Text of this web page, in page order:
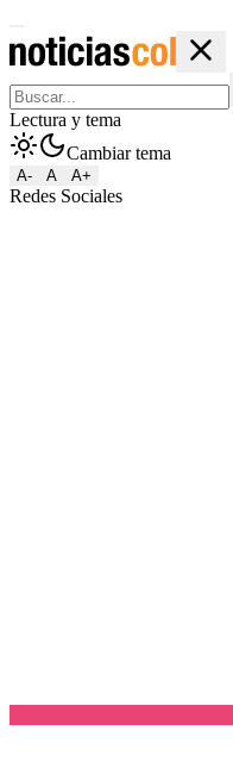
Lectura y tema
Cambiar tema
A- A A+
Redes Sociales